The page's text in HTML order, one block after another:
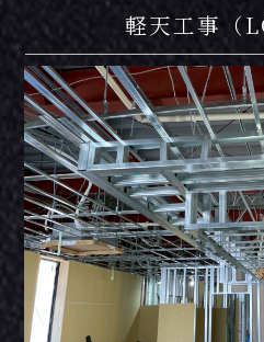
軽天工事（